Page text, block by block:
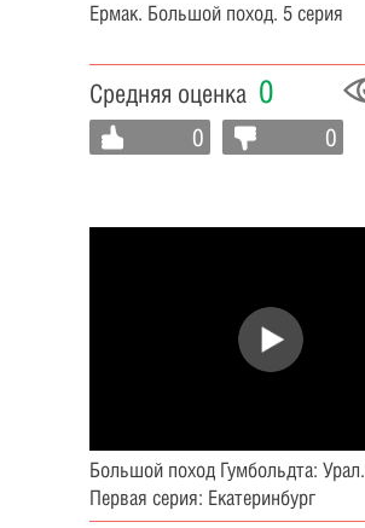
Ермак. Большой поход. 5 серия
Средняя оценка 0
0 0
Большой поход Гумбольдта: Урал.
Первая серия: Екатеринбург